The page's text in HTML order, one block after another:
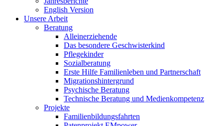
English Version
Unsere Arbeit
Beratung
Alleinerziehende
Das besondere Geschwisterkind
Pflegekinder
Sozialberatung
Erste Hilfe Familienleben und Partnerschaft
Migrationshintergrund
Psychische Beratung
Technische Beratung und Medienkompetenz
Projekte
Familienbildungsfahrten